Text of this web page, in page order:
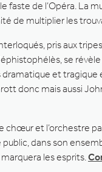
de l’Opéra. La
de multiplier les
pris aux
se
et
donc mais aussi
chœur et l’orchestre
dans son
les esprits.